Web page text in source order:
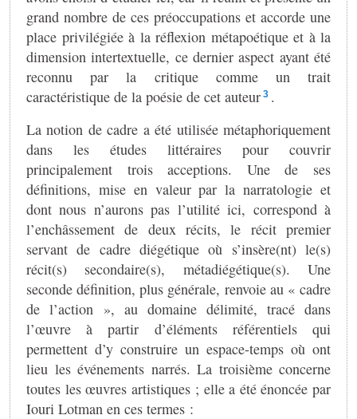
grand nombre de ces préoccupations et accorde une
place privilégiée à la réflexion métapoétique et à la
dimension intertextuelle, ce dernier aspect ayant été
reconnu par la critique comme un trait
caractéristique de la poésie de cet auteur 3 .
La notion de cadre a été utilisée métaphoriquement
dans les études littéraires pour couvrir
principalement trois acceptions. Une de ses
définitions, mise en valeur par la narratologie et
dont nous n’aurons pas l’utilité ici, correspond à
l’enchâssement de deux récits, le récit premier
servant de cadre diégétique où s’insère(nt) le(s)
récit(s) secondaire(s), métadiégétique(s). Une
seconde définition, plus générale, renvoie au « cadre
de l’action », au domaine délimité, tracé dans
l’œuvre à partir d’éléments référentiels qui
permettent d’y construire un espace-temps où ont
lieu les événements narrés. La troisième concerne
toutes les œuvres artistiques ; elle a été énoncée par
Iouri Lotman en ces termes :